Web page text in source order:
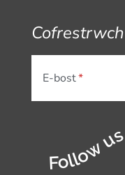
E-bost
Follow